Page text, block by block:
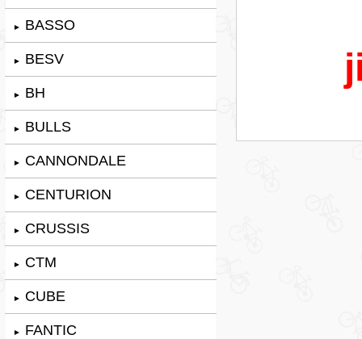
► BASSO
► BESV
► BH
► BULLS
► CANNONDALE
► CENTURION
► CRUSSIS
► CTM
► CUBE
► FANTIC